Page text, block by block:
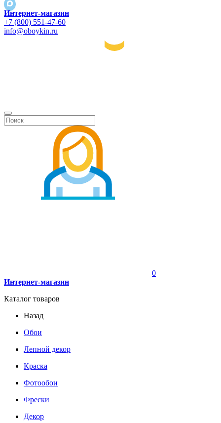
Интернет-магазин
+7 (800) 551-47-60
info@oboykin.ru
0
Интернет-магазин
Каталог товаров
Назад
Обои
Лепной декор
Краска
Фотообои
Фрески
Декор